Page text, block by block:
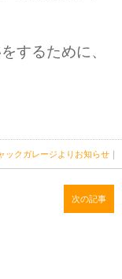
するために、
ックガレージよりお知らせ ｜
次の記事